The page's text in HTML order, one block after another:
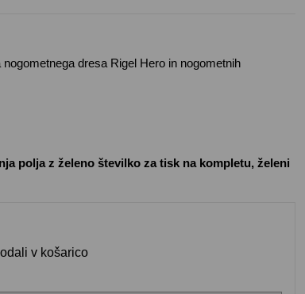
dresa Rigel Hero in nogometnih
polja z želeno številko za tisk na kompletu, želeni
v košarico